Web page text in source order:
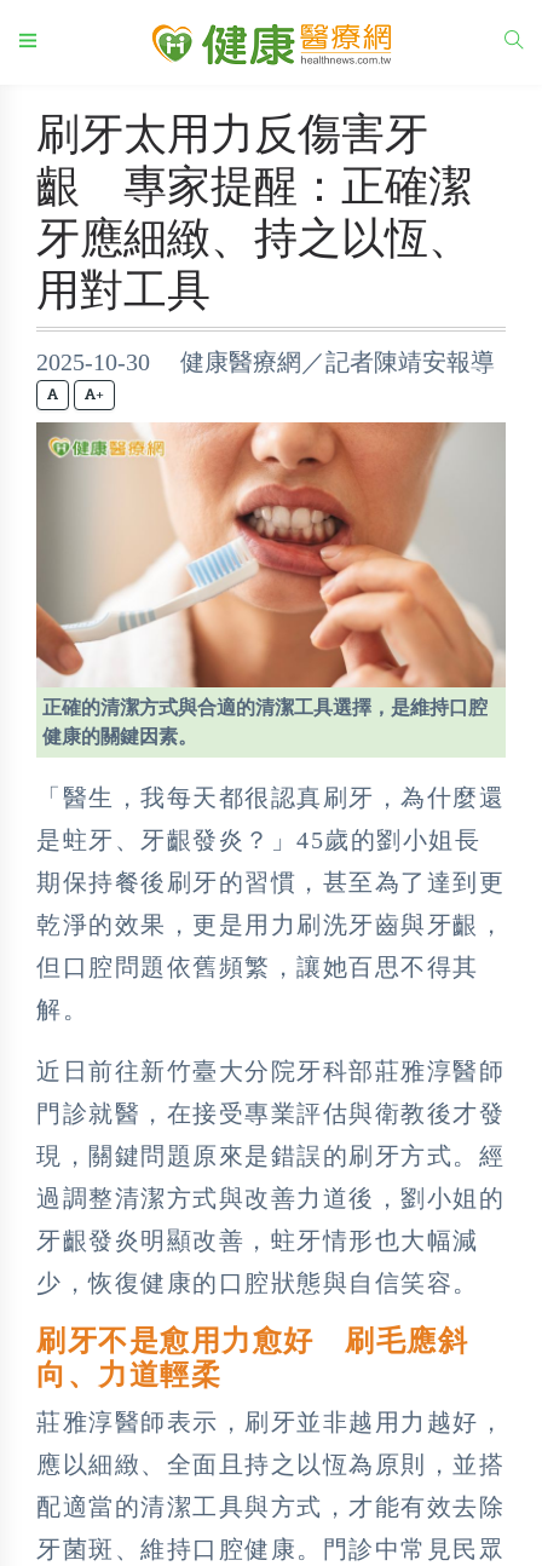
刷牙太用力反傷害牙
齦 專家提醒：正確潔
牙應細緻、持之以恆、
用對工具
2025-10-30 健康醫療網／記者陳靖安報導
+
正確的清潔方式與合適的清潔工具選擇，是維持口腔
健康的關鍵因素。
「醫生，我每天都很認真刷牙，為什麼還
是蛀牙、牙齦發炎？」45歲的劉小姐長
期保持餐後刷牙的習慣，甚至為了達到更
乾淨的效果，更是用力刷洗牙齒與牙齦，
但口腔問題依舊頻繁，讓她百思不得其
解。
近日前往新竹臺大分院牙科部莊雅淳醫師
門診就醫，在接受專業評估與衛教後才發
現，關鍵問題原來是錯誤的刷牙方式。經
過調整清潔方式與改善力道後，劉小姐的
牙齦發炎明顯改善，蛀牙情形也大幅減
少，恢復健康的口腔狀態與自信笑容。
刷牙不是愈用力愈好 刷毛應斜
向、力道輕柔
莊雅淳醫師表示，刷牙並非越用力越好，
應以細緻、全面且持之以恆為原則，並搭
配適當的清潔工具與方式，才能有效去除
牙菌斑、維持口腔健康。門診中常見民眾